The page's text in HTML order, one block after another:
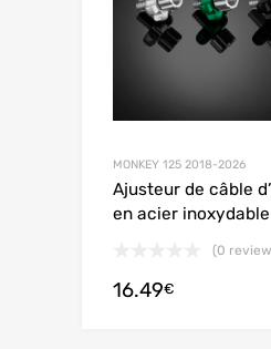
MONKEY 125 2018-2026
Ajusteur de câble
en acier
(0
16.49€